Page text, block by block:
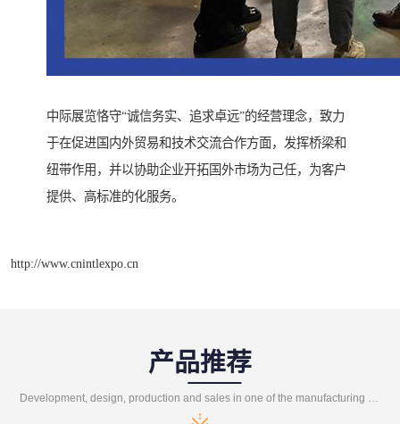
中际展览恪守“诚信务实、追求卓远”的经营理念，致力
于在促进国内外贸易和技术交流合作方面，发挥桥梁和
纽带作用，并以协助企业开拓国外市场为己任，为客户
提供、高标准的化服务。
http://www.cnintlexpo.cn
产品推荐